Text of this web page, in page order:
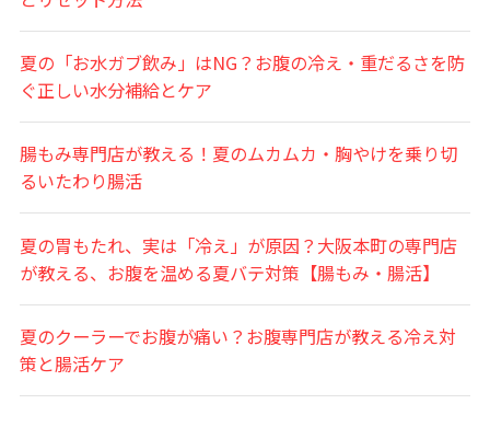
夏の「お水ガブ飲み」はNG？お腹の冷え・重だるさを防
ぐ正しい水分補給とケア
腸もみ専門店が教える！夏のムカムカ・胸やけを乗り切
るいたわり腸活
夏の胃もたれ、実は「冷え」が原因？大阪本町の専門店
が教える、お腹を温める夏バテ対策【腸もみ・腸活】
夏のクーラーでお腹が痛い？お腹専門店が教える冷え対
策と腸活ケア